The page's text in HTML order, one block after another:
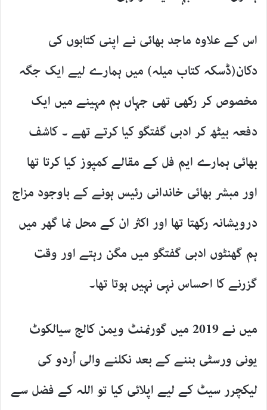
اس کے علاوہ ماجد بھائی نے اپنی کتابوں کی
دکان(ڈسکہ کتاب میلہ) میں ہمارے لیے ایک جگہ
مخصوص کر رکھی تھی جہاں ہم مہینے میں ایک
دفعہ بیٹھ کر ادبی گفتگو کیا کرتے تھے ۔ کاشف
بھائی ہمارے ایم فل کے مقالے کمپوز کیا کرتا تھا
اور مبشر بھائی خاندانی رئیس ہونے کے باوجود مزاج
درویشانہ رکھتا تھا اور اکثر ان کے محل نما گھر میں
ہم گھنٹوں ادبی گفتگو میں مگن رہتے اور وقت
گزرنے کا احساس نہی نہیں ہوتا تھا۔
میں نے 2019 میں گورنمنٹ ویمن کالج سیالکوٹ
یونی ورسٹی بننے کے بعد نکلنے والی اُردو کی
لیکچرر سیٹ کے لیے اپلائی کیا تو اللہ کے فضل سے